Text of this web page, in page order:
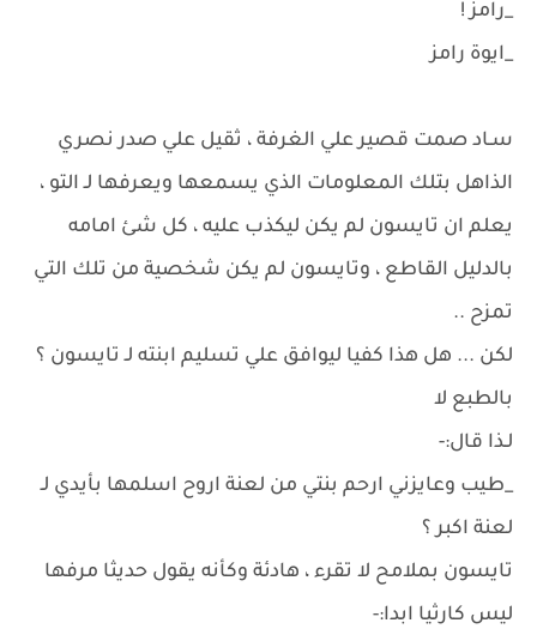
_رامز !
_ايوة رامز
سـاد صمت قصير علي الغرفة ، ثقيل علي صدر نصري
الذاهل بتلك المعلومات الذي يسمعها ويعرفها لـ التو ،
يعلم ان تايسون لم يكن ليكذب عليه ، كل شئ امامه
بالدليل القاطع ، وتايسون لم يكن شخصية من تلك التي
تمزح ..
لكن ... هل هذا كفيا ليوافق علي تسليم ابنته لـ تايسون ؟
بالطبع لا
لـذا قال:-
_طيب وعايزني ارحم بنتي من لعنة اروح اسلمها بأيدي لـ
لعنة اكبر ؟
تايسون بملامح لا تقرء ، هادئة وكأنه يقول حديثا مرفها
ليس كارثيا ابدا:-